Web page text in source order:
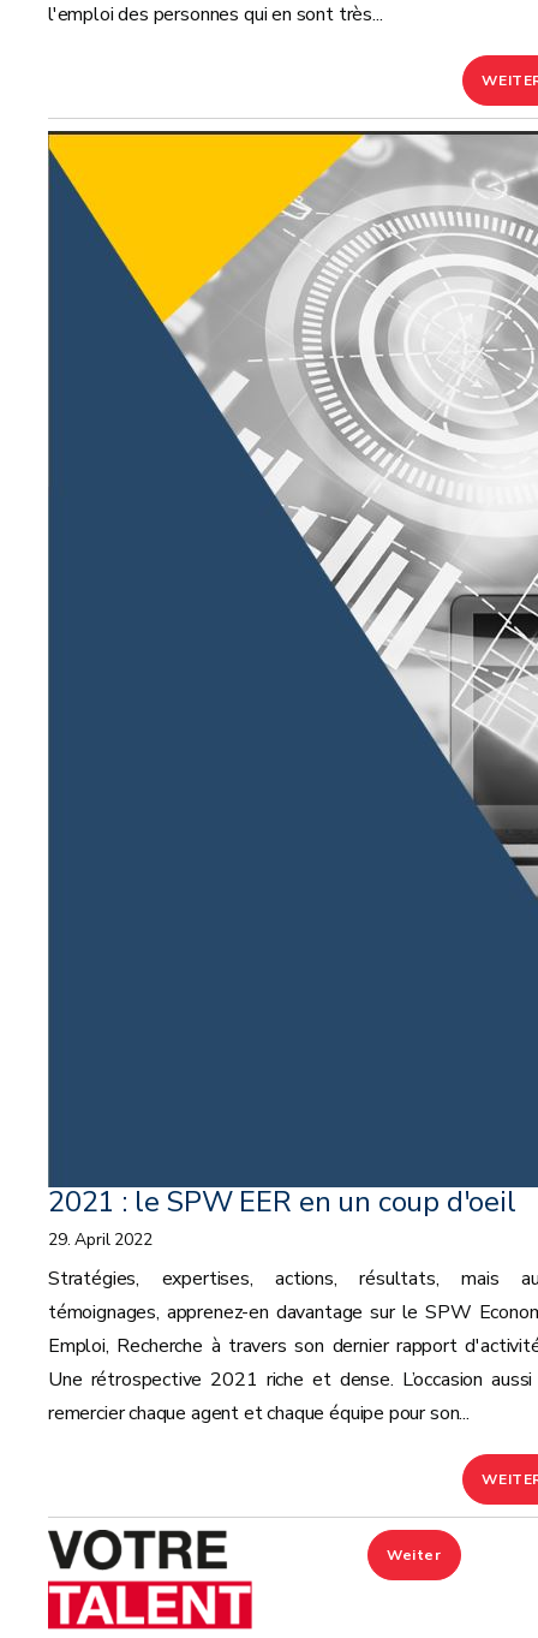
l'emploi des personnes qui en sont très...
2021 : le SPW EER en un coup d'oeil
29. April 2022
Stratégies, expertises, actions, résultats, mais
témoignages, apprenez-en davantage sur le SPW
Emploi, Recherche à travers son dernier rapport
Une rétrospective 2021 riche et dense. L’occasion
remercier chaque agent et chaque équipe pour son...
Weiter